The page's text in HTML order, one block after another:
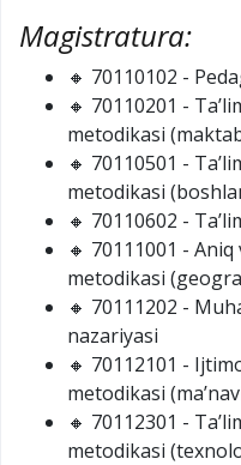
Magistratura:
🔸 70110102 -
🔸 70110201 -
metodikasi
🔸 70110501 -
metodikasi
🔸 70110602 -
🔸 70111001 -
metodikasi
🔸 70111202 -
nazariyasi
🔸 70112101 -
metodikasi
🔸 70112301 -
metodikasi